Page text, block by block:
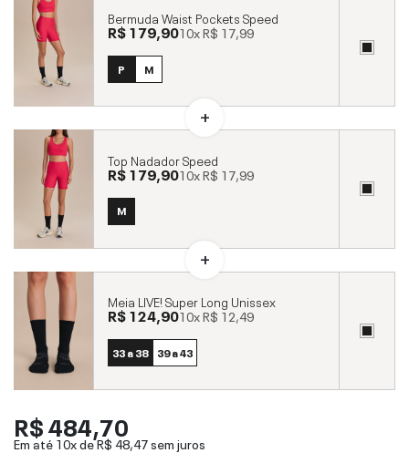
Bermuda Waist Pockets Speed
R$ 179,9010xR$ 17,99
P M
Top Nadador Speed
R$ 179,9010xR$ 17,99
M
Meia LIVE! Super Long Unissex
R$ 124,9010xR$ 12,49
33 a 38 39 a 43
R$ 484,70
Em até 10x deR$ 48,47sem juros